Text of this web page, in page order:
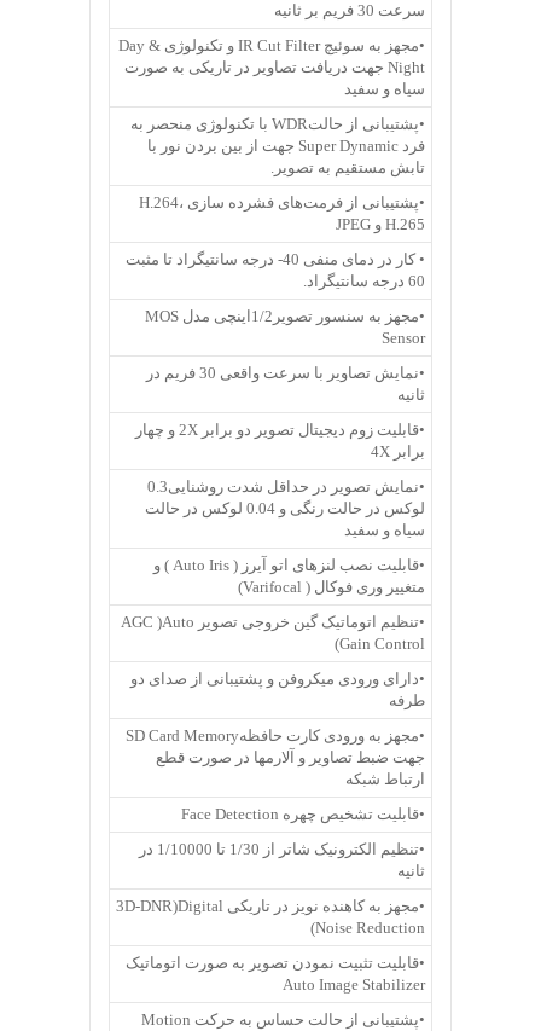
سرعت 30 فریم بر ثانیه
•مجهز به سوئیچ IR Cut Filter و تکنولوژی Day &
Night جهت دریافت تصاویر در تاریکی به صورت
سیاه و سفید
•پشتیبانی از حالتWDR با تکنولوژی منحصر به
فرد Super Dynamic جهت از بین بردن نور با
تابش مستقیم به تصویر.
•پشتیبانی از فرمت‌های فشرده سازی H.264،
H.265 و JPEG
• کار در دمای منفی 40- درجه سانتیگراد تا مثبت
60 درجه سانتیگراد.
•مجهز به سنسور تصویر1/2اینچی مدل MOS
Sensor
•نمایش تصاویر با سرعت واقعی 30 فریم در
ثانیه
•قابلیت زوم دیجیتال تصویر دو برابر 2X و چهار
برابر 4X
•نمایش تصویر در حداقل شدت روشنایی0.3
لوکس در حالت رنگی و 0.04 لوکس در حالت
سیاه و سفید
•قابلیت نصب لنزهای اتو آیرز ( Auto Iris ) و
متغییر وری فوکال ( Varifocal)
•تنظیم اتوماتیک گین خروجی تصویر AGC )Auto
Gain Control)
•دارای ورودی میکروفن و پشتیبانی از صدای دو
طرفه
•مجهز به ورودی کارت حافظهSD Card Memory
جهت ضبط تصاویر و آلارمها در صورت قطع
ارتباط شبکه
•قابلیت تشخیص چهره Face Detection
•تنظیم الکترونیک شاتر از 1/30 تا 1/10000 در
ثانیه
•مجهز به کاهنده نویز در تاریکی 3D-DNR)Digital
Noise Reduction)
•قابلیت تثبیت نمودن تصویر به صورت اتوماتیک
Auto Image Stabilizer
•پشتیبانی از حالت حساس به حرکت Motion